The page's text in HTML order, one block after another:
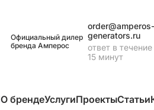
Официальный дилер
бренда Амперос
order@amperos-
generators.ru
ответ в течение
15 минут
О брендеУслугиПроектыСтатьи